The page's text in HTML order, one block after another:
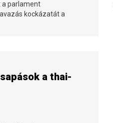
a parlament
kockázatát a
a thai-